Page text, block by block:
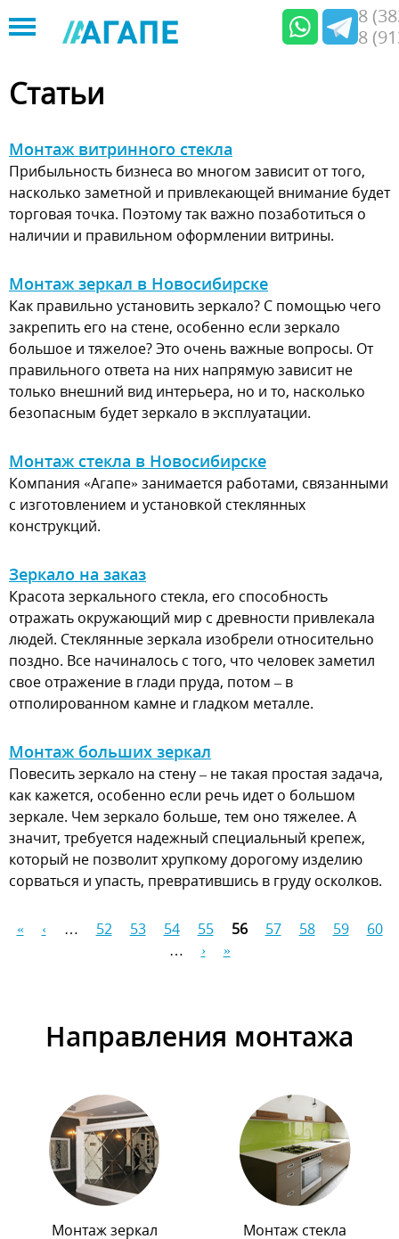
to
navigation
8
8
Статьи
Монтаж витринного стекла
Прибыльность бизнеса во многом зависит от того,
насколько заметной и привлекающей внимание будет
торговая точка. Поэтому так важно позаботиться о
наличии и правильном оформлении витрины.
Монтаж зеркал в Новосибирске
Как правильно установить зеркало? С помощью чего
закрепить его на стене, особенно если зеркало
большое и тяжелое? Это очень важные вопросы. От
правильного ответа на них напрямую зависит не
только внешний вид интерьера, но и то, насколько
безопасным будет зеркало в эксплуатации.
Монтаж стекла в Новосибирске
Компания «Агапе» занимается работами, связанными
с изготовлением и установкой стеклянных
конструкций.
Зеркало на заказ
Красота зеркального стекла, его способность
отражать окружающий мир с древности привлекала
людей. Стеклянные зеркала изобрели относительно
поздно. Все начиналось с того, что человек заметил
свое отражение в глади пруда, потом – в
отполированном камне и гладком металле.
Монтаж больших зеркал
Повесить зеркало на стену – не такая простая задача,
как кажется, особенно если речь идет о большом
зеркале. Чем зеркало больше, тем оно тяжелее. А
значит, требуется надежный специальный крепеж,
который не позволит хрупкому дорогому изделию
сорваться и упасть, превратившись в груду осколков.
« ‹ … 52 53 54 55 56 57 58 59
60
…
› »
Направления монтажа
Монтаж зеркал
Монтаж стекла